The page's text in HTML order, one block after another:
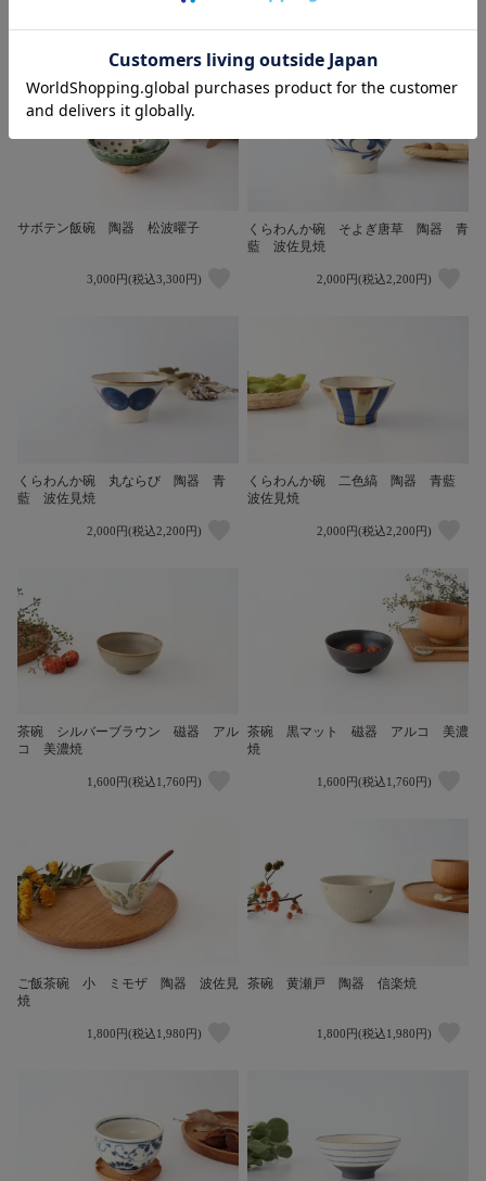
1,800円(税込1,980円) 1,900円(税込2,090円)
サボテン飯碗 陶器 松波曜子
3,000円(税込3,300円)
くらわんか碗 そよぎ唐草 陶器 青
藍 波佐見焼
2,000円(税込2,200円)
くらわんか碗 丸ならび 陶器 青
藍 波佐見焼
2,000円(税込2,200円)
くらわんか碗 二色縞 陶器 青藍
波佐見焼
2,000円(税込2,200円)
茶碗 シルバーブラウン 磁器 アル
コ 美濃焼
1,600円(税込1,760円)
茶碗 黒マット 磁器 アルコ 美濃
焼
1,600円(税込1,760円)
ご飯茶碗 小 ミモザ 陶器 波佐見
焼
1,800円(税込1,980円)
茶碗 黄瀬戸 陶器 信楽焼
1,800円(税込1,980円)